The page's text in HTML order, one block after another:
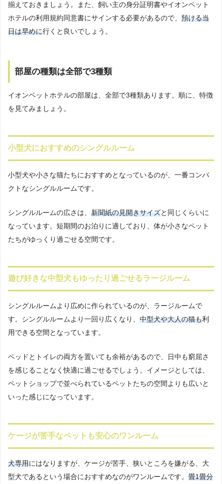
揃えておきましょう。また、飼い主の身分証明書やイオンペット
ホテルの利用規約同意書にサインする必要があるので、 預ける当
日は早めに行くと良いでしょう。
部屋の種類は全部で3種類
イオンペットホテルの部屋は、全部で3種類あります。順に、特徴
を見てみましょう。
小型犬におすすめのシングルルーム
小型犬や小さな猫たちにおすすめとなっているのが、一番コンパ
クトなシングルルームです。
シングルルームの広さは、 新聞紙の見開きサイズと同じくらいに
なっています。短期間のお泊りに適しており、体が小さなペット
たちがゆっくり過ごせる空間です。
遊び好きな中型犬もゆったり過ごせるラージルーム
シングルルームより広めに作られているのが、ラージルームで
す。シングルルームより一回り広くなり、 中型犬や大人の猫も利
用できる空間となっています。
ベッドとトイレの両方を置いても余裕があるので、日中も窮屈さ
を感じることなく快適に過ごせるでしょう。イメージとしては、
ペットショップで並べられているペットたちの空間よりも広いと
いった感じになっています。
ケージが苦手なペットも安心のワンルーム
犬専用にはなりますが、ケージが苦手、狭いところを嫌がる、大
型犬であるという場合におすすめなのがワンルームです。 畳1畳分